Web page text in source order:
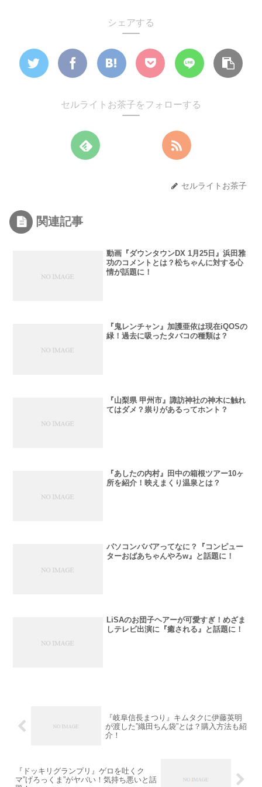
シェアする
セルライトお茶子をフォローする
セルライトお茶子
関連記事
動画『ダウンタウンDX 1月25日』浜田雅
功のコメントとは？松ちゃんに対する心
情が話題に！
『鬼レンチャン』加護亜依は現在iQOSの
緑！過去に吸ったタバコの種類は？
『山梨県 甲州市』諏訪神社の神木に触れ
てはダメ？祟りがあるってホント？
『あしたの内村』田中の箱根ツアー10ヶ
所を紹介！映えまくり温泉とは？
パソコンババアってなに？『コンピュー
ターおばあちゃんやろw』と話題に！
LiSAのお団子ヘアーが可愛すぎ！めざま
しテレビ出演に『癒される』と話題に！
『岐阜信長まつり』キムタクに伊藤英明
が渡した”織田ちん袋”とは？購入方法も紹
介！
『ドッキリグランプリ』ゲロを吐くク
マ”げろっくま”がヤバい！気持ち悪いと話